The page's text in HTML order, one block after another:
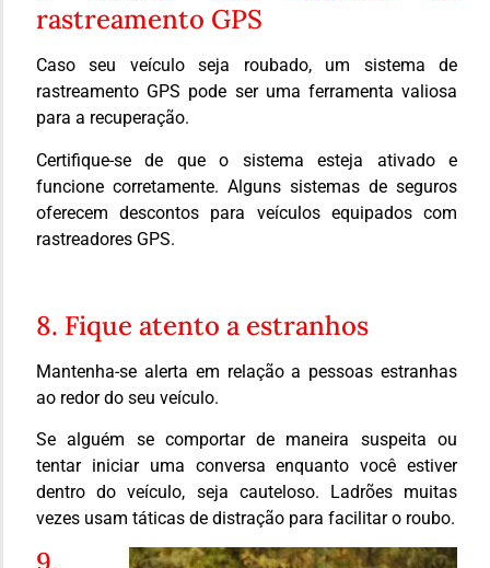
rastreamento GPS
Caso seu veículo seja roubado, um sistema de
rastreamento GPS pode ser uma ferramenta valiosa
para a recuperação.
Certifique-se de que o sistema esteja ativado e
funcione corretamente. Alguns sistemas de seguros
oferecem descontos para veículos equipados com
rastreadores GPS.
8. Fique atento a estranhos
Mantenha-se alerta em relação a pessoas estranhas
ao redor do seu veículo.
Se alguém se comportar de maneira suspeita ou
tentar iniciar uma conversa enquanto você estiver
dentro do veículo, seja cauteloso. Ladrões muitas
vezes usam táticas de distração para facilitar o roubo.